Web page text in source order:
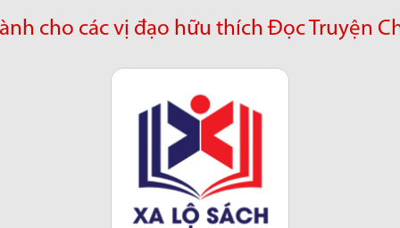
cho các vị đạo hữu thích Đọc Truyện